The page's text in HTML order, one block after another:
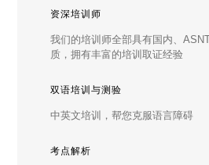
资深培训师
我们的培训师全部具有国内、
质，拥有丰富的培训取证经验
双语培训与测验
中英文培训，帮您克服语言障碍
考点解析